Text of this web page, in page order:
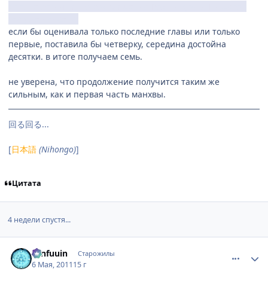
если бы оценивала только последние главы или только
первые, поставила бы четверку, середина достойна
десятки. в итоге получаем семь.
не уверена, что продолжение получится таким же
сильным, как и первая часть манхвы.
回る回る...
[日本語 (Nihongo)]
Цитата
4 недели спустя...
Tenfuuin Старожилы
6 Мая, 201115 г